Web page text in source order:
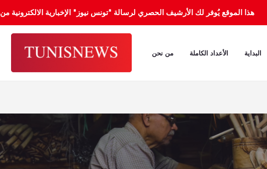
هذا الموقع يُوفر لك الأرشيف الحصري لرسالة "تونس نيوز" الإخبارية الالكترونية من 1 ماي 2000 إلى 31 جانفي 2012.
البداية الأعداد الكاملة من نحن